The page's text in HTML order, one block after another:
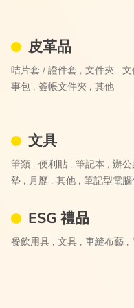
皮革品
咭片套 / 證件套 , 文件夾 , 文
事包 , 簽帳文件夾 , 其他
文具
筆類 , 便利貼 , 筆記本 , 辦
墊 , 月歷 , 其他 , 筆記型電
ESG 禮品
餐飲用具 , 文具 , 車縫布藝 ,